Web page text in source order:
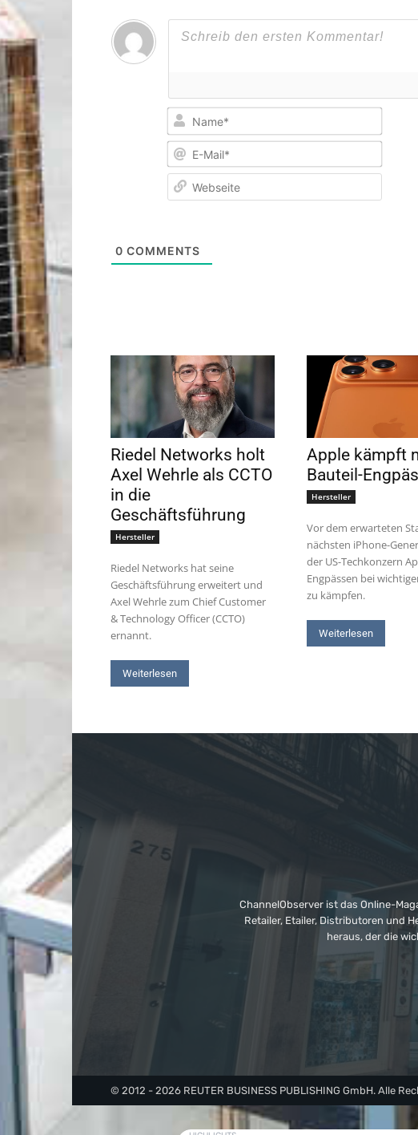
Name*
E-
0 COMMENTS
Riedel Networks holt
Axel Wehrle als CCTO
in die
Geschäftsführung
Hersteller
Riedel Networks hat seine
Geschäftsführung erweitert und
Axel Wehrle zum Chief Customer
& Technology Officer (CCTO)
ernannt.
Weiterlesen
Apple kämpft
Bauteil-
Hersteller
Vor dem erwarteten
nächsten iPhone-
der US-Techkonzern
Engpässen bei
zu kämpfen.
Weiterlesen
ChannelObserver ist das Online-
Retailer, Etailer, Distributoren und
heraus, der die
© 2012 - 2026 REUTER BUSINESS PUBLISHING GmbH. Alle